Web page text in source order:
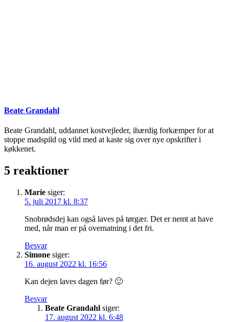
Beate Grandahl
Beate Grandahl, uddannet kostvejleder, ihærdig forkæmper for at
stoppe madspild og vild med at kaste sig over nye opskrifter i
køkkenet.
5 reaktioner
Marie siger:
5. juli 2017 kl. 8:37
Snobrødsdej kan også laves på tørgær. Det er nemt at have
med, når man er på overnatning i det fri.
Besvar
Simone siger:
16. august 2022 kl. 16:56
Kan dejen laves dagen før? 🙂
Besvar
Beate Grandahl siger:
17. august 2022 kl. 6:48